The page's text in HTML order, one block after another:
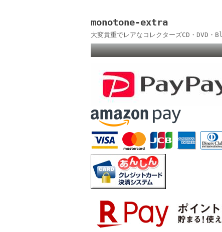
monotone-extra
大変貴重でレアなコレクターズCD・DVD・